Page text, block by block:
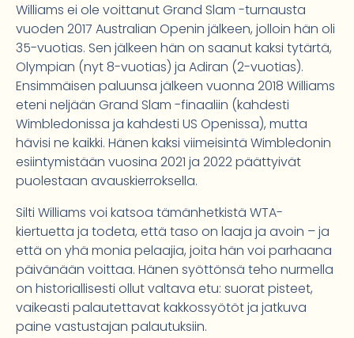
Williams ei ole voittanut Grand Slam -turnausta
vuoden 2017 Australian Openin jälkeen, jolloin hän oli
35-vuotias. Sen jälkeen hän on saanut kaksi tytärtä,
Olympian (nyt 8-vuotias) ja Adiran (2-vuotias).
Ensimmäisen paluunsa jälkeen vuonna 2018 Williams
eteni neljään Grand Slam -finaaliin (kahdesti
Wimbledonissa ja kahdesti US Openissa), mutta
hävisi ne kaikki. Hänen kaksi viimeisintä Wimbledonin
esiintymistään vuosina 2021 ja 2022 päättyivät
puolestaan avauskierroksella.
Silti Williams voi katsoa tämänhetkistä WTA-
kiertuetta ja todeta, että taso on laaja ja avoin – ja
että on yhä monia pelaajia, joita hän voi parhaana
päivänään voittaa. Hänen syöttönsä teho nurmella
on historiallisesti ollut valtava etu: suorat pisteet,
vaikeasti palautettavat kakkossyötöt ja jatkuva
paine vastustajan palautuksiin.